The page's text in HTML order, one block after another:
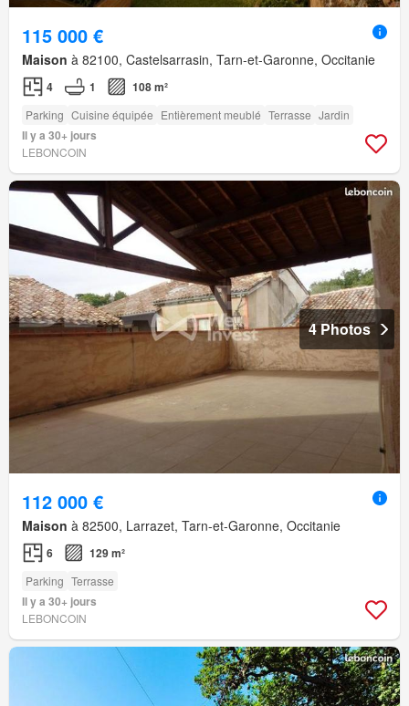
115 000 €
Maison à 82100, Castelsarrasin, Tarn-et-Garonne, Occitanie
4 1 108 m²
Parking Cuisine équipée Entièrement meublé Terrasse Jardin
Il y a 30+ jours
LEBONCOIN
4 Photos
112 000 €
Maison à 82500, Larrazet, Tarn-et-Garonne, Occitanie
6 129 m²
Parking Terrasse
Il y a 30+ jours
LEBONCOIN